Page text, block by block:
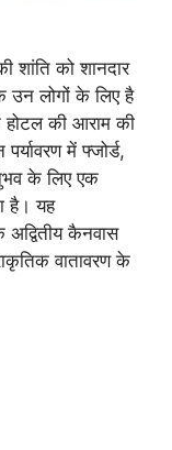
शांति को शानदार
उन लोगों के लिए है
होटल की आराम की
में फ्जोर्ड,
के लिए एक
है। यह
अद्वितीय कैनवास
वातावरण के